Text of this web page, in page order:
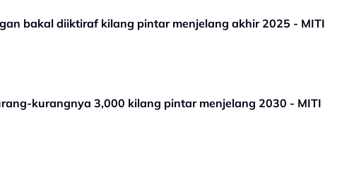
bakal diiktiraf kilang pintar menjelang akhir 2025 - MITI
kurangnya 3,000 kilang pintar menjelang 2030 - MITI